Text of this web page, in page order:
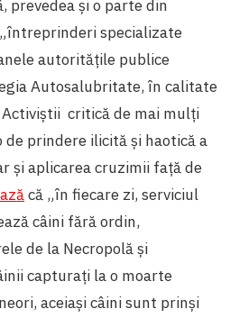
prevedea și o parte din
specializate
autoritățile publice
Autosalubritate, în calitate
critică de mai mulți
prindere ilicită și haotică a
și aplicarea cruzimii față de
că „în fiecare zi, serviciul
câini fără ordin,
de la Necropolă și
capturați la o moarte
aceiași câini sunt prinși